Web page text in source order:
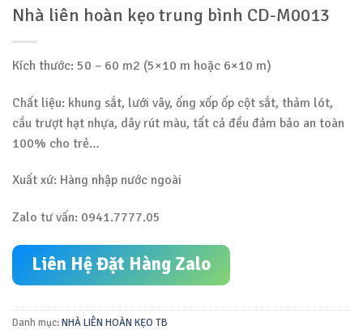
Nhà liên hoàn kẹo trung bình CD-M0013
Kích thước: 50 – 60 m2 (5×10 m hoặc 6×10 m)
Chất liệu: khung sắt, lưới vây, ống xốp ốp cột sắt, thảm lót,
cầu trượt hạt nhựa, dây rút màu, tất cả đều đảm bảo an toàn
100% cho trẻ…
Xuất xứ: Hàng nhập nước ngoài
Zalo tư vấn: 0941.7777.05
Liên Hệ Đặt Hàng Zalo
Danh mục:NHÀ LIÊN HOÀN KẸO TB